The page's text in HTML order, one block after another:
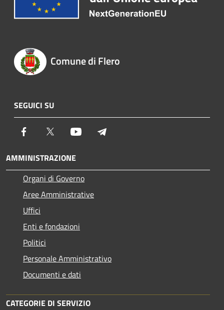
Comune di Flero
SEGUICI SU
Facebook Twitter Youtube
AMMINISTRAZIONE
Organi di Governo
Aree Amministrative
Uffici
Enti e fondazioni
Politici
Personale Amministrativo
Documenti e dati
CATEGORIE DI SERVIZIO